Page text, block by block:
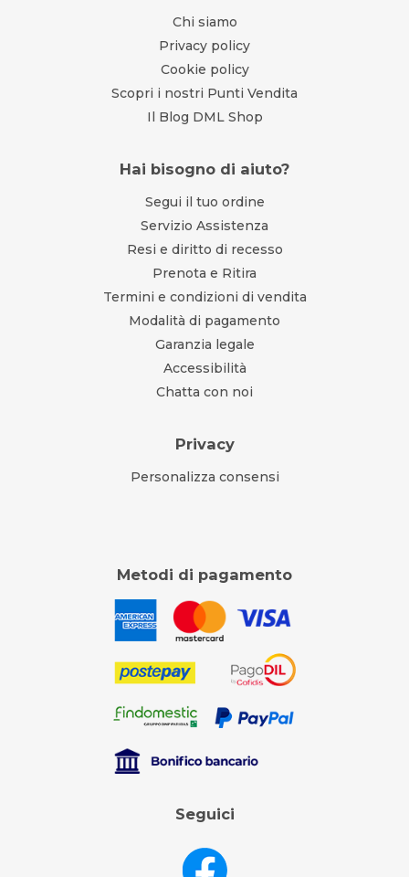
Chi siamo
Privacy policy
Cookie policy
Scopri i nostri Punti Vendita
Il Blog DML Shop
Hai bisogno di aiuto?
Segui il tuo ordine
Servizio Assistenza
Resi e diritto di recesso
Prenota e Ritira
Termini e condizioni di vendita
Modalità di pagamento
Garanzia legale
Accessibilità
Chatta con noi
Privacy
Personalizza consensi
Metodi di pagamento
Seguici